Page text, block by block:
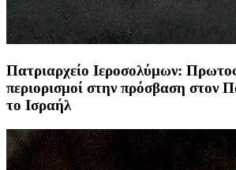
Πατριαρχείο Ιεροσολύμων:
περιορισμοί στην πρόσβαση στον
το Ισραήλ